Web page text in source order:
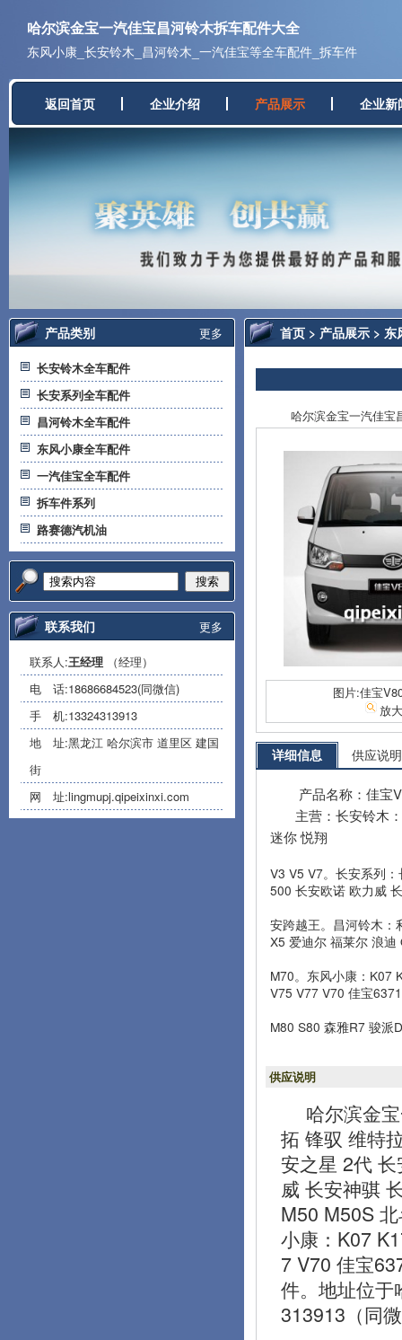
哈尔滨金宝一汽佳宝昌河铃木拆车配件大全
东风小康_长安铃木_昌河铃木_一汽佳宝等全车配件_拆车件
返回首页 企业介绍 产品展示 企业新
更多
产品类别
长安铃木全车配件
长安系列全车配件
昌河铃木全车配件
东风小康全车配件
一汽佳宝全车配件
拆车件系列
路赛德汽机油
搜索
更多
联系我们
联系人:王经理 （经理）
电 话:18686684523(同微信)
手 机:13324313913
地 址:黑龙江 哈尔滨市 道里区 建国
街
网 址:lingmupj.qipeixinxi.com
首页 > 产品展示 > 东
哈尔滨金宝一汽佳宝
图片:佳宝
放
详细信息 供应说明
产品名称：佳宝
主营：长安铃木
迷你 悦翔
V3 V5 V7。长安系列
500 长安欧诺 欧力威
安跨越王。昌河铃木：
X5 爱迪尔 福莱尔 浪
M70。东风小康：K07
V75 V77 V70 佳宝
M80 S80 森雅R7 骏派
供应说明
哈尔滨金
拓 锋驭 维特
安之星 2代
威 长安神骐
M50 M50S
小康：K07
7 V70 佳宝
件。地址位于
313913（同